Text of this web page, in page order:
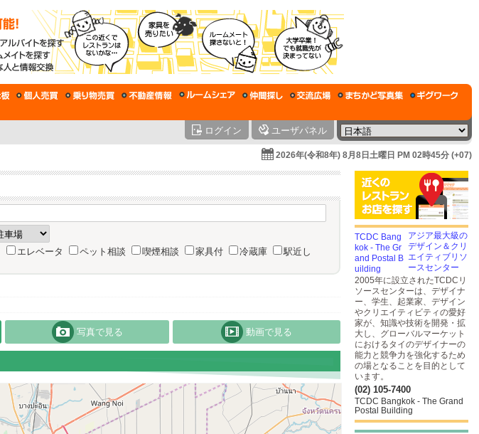
ログイン ユーザパネル
2026年(令和8年) 8月8日土曜日 PM 02時45分 (+07)
エレベータ ペット相談 喫煙相談 家具付 冷蔵庫
駅近し
写真で見る 動画で見る
アジア最大級の
デザイン＆クリ
エイティブリソ
ースセンター
2005年に設立されたTCDCリ
ソースセンターは、デザイナ
ー、学生、起業家、デザイン
やクリエイティビティの愛好
家が、知識や技術を開発・拡
大し、グローバルマーケット
におけるタイのデザイナーの
能力と競争力を強化するため
の場となることを目的として
います。
(02) 105-7400
TCDC Bangkok - The Grand
Postal Building